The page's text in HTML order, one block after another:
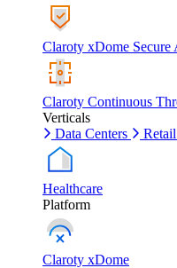
Claroty xDome Secure
Claroty Continuous
Verticals
Data Centers
Retail
Healthcare
Platform
Claroty xDome